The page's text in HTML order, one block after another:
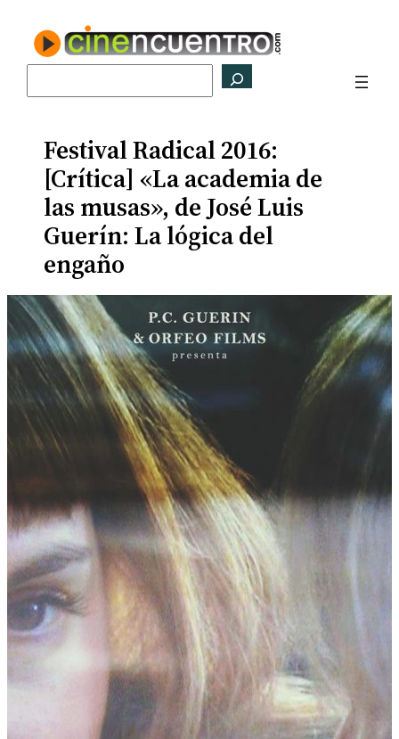
contenido
Festival Radical 2016:
[Crítica] «La academia de
las musas», de José Luis
Guerín: La lógica del
engaño